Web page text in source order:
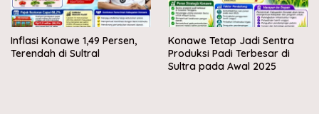
Inflasi Konawe 1,49 Persen,
Terendah di Sultral
Konawe Tetap Jadi Sentra
Produksi Padi Terbesar di
Sultra pada Awal 2025